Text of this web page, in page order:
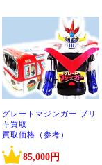
グレートマジンガー ブリ
キ買取
買取価格（参考）
85,000円